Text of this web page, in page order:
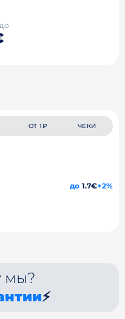
ОТ 1₽ ЧЕКИ
до 1.7€+2%
мы?
⚡